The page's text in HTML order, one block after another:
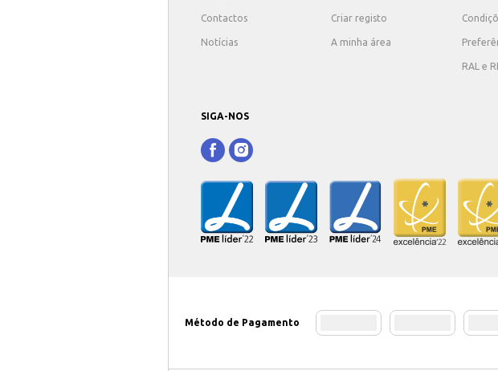
Contactos
Notícias
Criar registo
A minha área
RAL e
SIGA-NOS
Método de Pagamento